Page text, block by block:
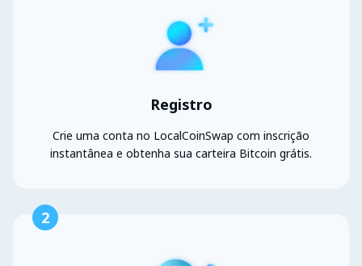
Registro
Crie uma conta no LocalCoinSwap com inscrição
instantânea e obtenha sua carteira Bitcoin grátis.
2